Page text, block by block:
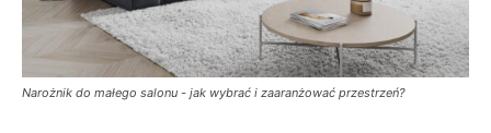
Narożnik do małego salonu - jak wybrać i zaaranżować przestrzeń?